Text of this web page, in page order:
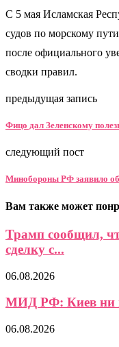
С 5 мая Исламская
судов по морскому
после официального
сводки правил.
предыдущая запись
Фицо дал Зеленскому
следующий пост
Минобороны РФ заявило
Вам также может
Трамп сообщил,
сделку с...
06.08.2026
МИД РФ: Киев ни
06.08.2026